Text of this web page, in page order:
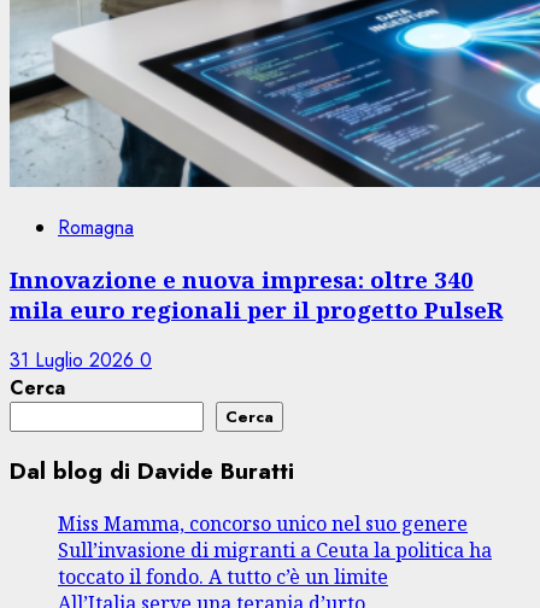
Romagna
Innovazione e nuova impresa: oltre 340
mila euro regionali per il progetto PulseR
31 Luglio 2026 0
Cerca
Cerca
Dal blog di Davide Buratti
Miss Mamma, concorso unico nel suo genere
Sull’invasione di migranti a Ceuta la politica ha
toccato il fondo. A tutto c’è un limite